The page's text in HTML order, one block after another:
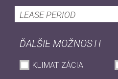
LEASE PERIOD
ĎALŠIE MOŽNOSTI
KLIMATIZÁCIA